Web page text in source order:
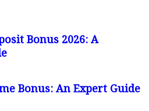
Bonus 2026: A
Bonus: An Expert Guide